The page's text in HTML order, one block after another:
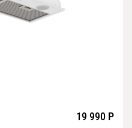
19 990 Р